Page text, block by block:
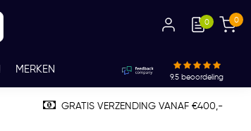
0 0
MERKEN
9.5 beoordeling
GRATIS VERZENDING VANAF €400,-